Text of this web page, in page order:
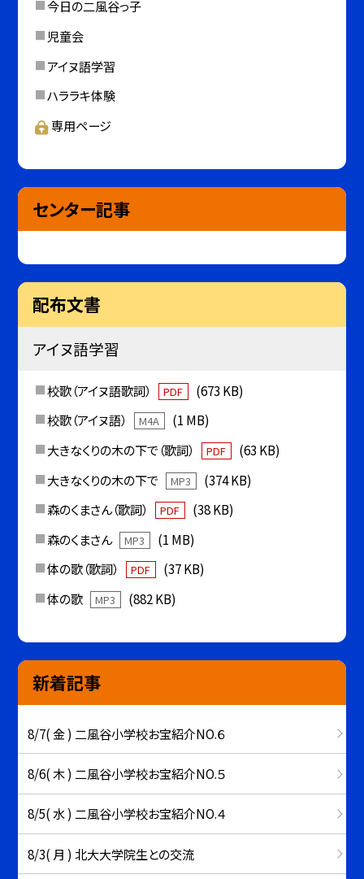
今日の二風谷っ子
児童会
アイヌ語学習
ハララキ体験
専用ページ
センター記事
配布文書
アイヌ語学習
校歌（アイヌ語歌詞） PDF
(673 KB)
校歌（アイヌ語）
M4A
(1 MB)
大きなくりの木の下で（歌詞）
PDF
(63 KB)
大きなくりの木の下で
MP3
(374 KB)
森のくまさん（歌詞）
PDF
(38 KB)
森のくまさん
MP3
(1 MB)
体の歌（歌詞）
PDF
(37 KB)
体の歌
MP3 (882 KB)
新着記事
8/7( 金 ) 二風谷小学校お宝紹介NO.６
8/6( 木 ) 二風谷小学校お宝紹介NO.５
8/5( 水 ) 二風谷小学校お宝紹介NO.４
8/3( 月 ) 北大大学院生との交流